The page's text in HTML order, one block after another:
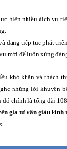
hiện nhiều dịch vụ
đang tiếp tục phát
mới để luôn xứng
khó khăn và thách
những lời
chính là tổng đài
gia tư vấn giàu kinh